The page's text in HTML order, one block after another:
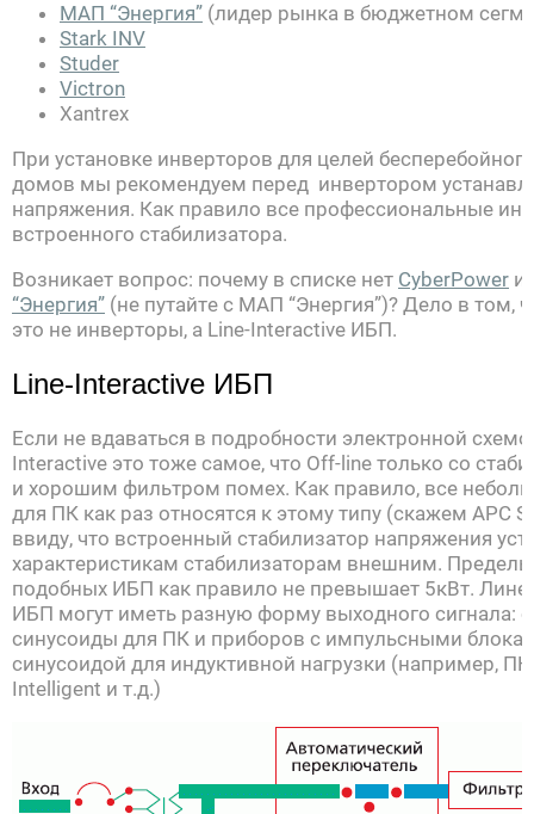
МАП “Энергия” (лидер рынка в бюджетном
Stark INV
Studer
Victron
Xantrex
При установке инверторов для целей
домов мы рекомендуем перед инвертором
напряжения. Как правило все профессиональные
встроенного стабилизатора.
Возникает вопрос: почему в списке нет CyberPower и
“Энергия” (не путайте с МАП “Энергия”)? Дело в том,
это не инверторы, а Line-Interactive ИБП.
Line-Interactive ИБП
Если не вдаваться в подробности электронной
Interactive это тоже самое, что Off-line только со
и хорошим фильтром помех. Как правило, все
для ПК как раз относятся к этому типу (скажем APC
ввиду, что встроенный стабилизатор напряжения
характеристикам стабилизаторам внешним.
подобных ИБП как правило не превышает 5кВт.
ИБП могут иметь разную форму выходного сигнала:
синусоиды для ПК и приборов с импульсными
синусоидой для индуктивной нагрузки (например, ПН
Intelligent и т.д.)